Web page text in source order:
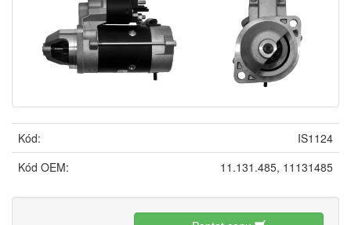
Kód:
IS1124
Kód OEM:
11.131.485, 11131485